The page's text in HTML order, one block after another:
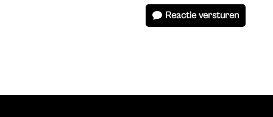
Reactie versturen